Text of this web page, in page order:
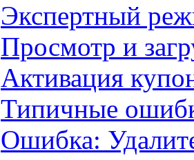
Экспертный
Просмотр и
Активация
Типичные
Ошибка: